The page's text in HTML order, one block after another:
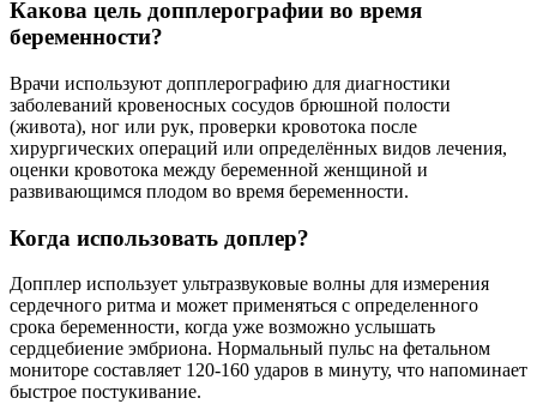
Какова цель допплерографии во время
беременности?
Врачи используют допплерографию для диагностики
заболеваний кровеносных сосудов брюшной полости
(живота), ног или рук, проверки кровотока после
хирургических операций или определённых видов лечения,
оценки кровотока между беременной женщиной и
развивающимся плодом во время беременности.
Когда использовать доплер?
Допплер использует ультразвуковые волны для измерения
сердечного ритма и может применяться с определенного
срока беременности, когда уже возможно услышать
сердцебиение эмбриона. Нормальный пульс на фетальном
мониторе составляет 120-160 ударов в минуту, что напоминает
быстрое постукивание.